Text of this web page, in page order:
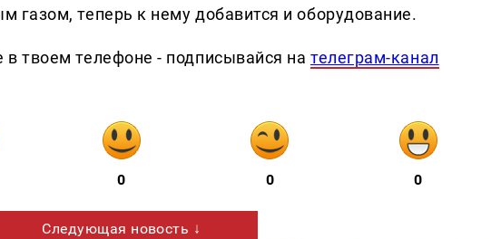
газом, теперь к нему добавится и оборудование.
твоем телефоне - подписывайся нателеграм-канал
0 0 0
Следующая новость ↓